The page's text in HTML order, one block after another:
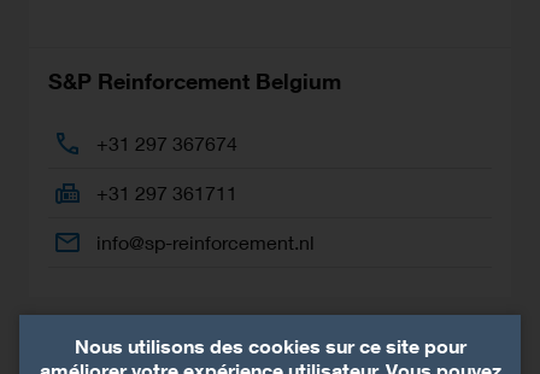
S&P Reinforcement Belgium
+31 297 367674
+31 297 361711
info@sp-reinforcement.nl
Nous utilisons des cookies sur ce site pour
améliorer votre expérience utilisateur. Vous pouvez